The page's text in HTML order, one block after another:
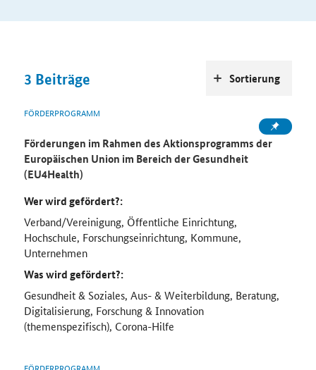
3 Beiträge
FÖRDERPROGRAMM
Förderungen im Rahmen des Aktionsprogramms der
Europäischen Union im Bereich der Gesundheit
(EU4Health)
Wer wird gefördert?:
Verband/Vereinigung, Öffentliche Einrichtung,
Hochschule, Forschungseinrichtung, Kommune,
Unternehmen
Was wird gefördert?:
Gesundheit & Soziales, Aus- & Weiterbildung, Beratung,
Digitalisierung, Forschung & Innovation
(themenspezifisch), Corona-Hilfe
Sortierung